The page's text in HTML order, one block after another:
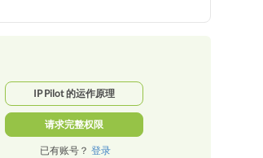
IP Pilot 的运作原理
请求完整权限
已有账号？ 登录